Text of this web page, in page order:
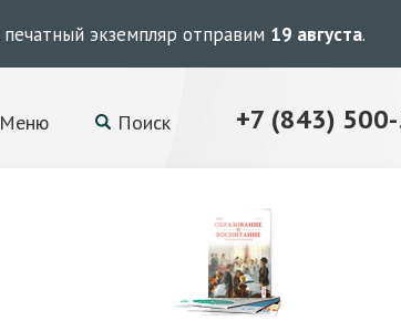
печатный экземпляр отправим 19 августа.
Меню Поиск +7 (843)